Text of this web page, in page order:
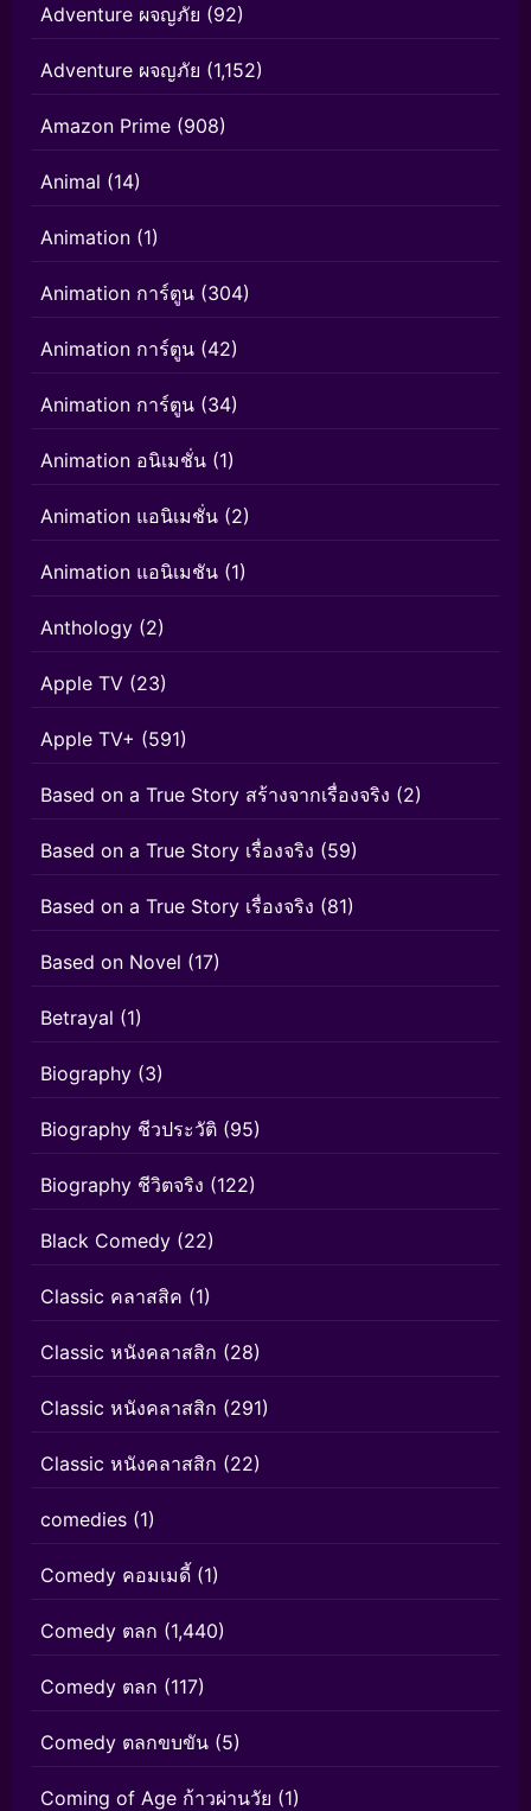
Adventure ผจญภัย (92)
Adventure ผจญภัย (1,152)
Amazon Prime (908)
Animal (14)
Animation (1)
Animation การ์ตูน (304)
Animation การ์ตูน (42)
Animation การ์ตูน (34)
Animation อนิเมชั่น (1)
Animation แอนิเมชั่น (2)
Animation แอนิเมชัน (1)
Anthology (2)
Apple TV (23)
Apple TV+ (591)
Based on a True Story สร้างจากเรื่องจริง (2)
Based on a True Story เรื่องจริง (59)
Based on a True Story เรื่องจริง (81)
Based on Novel (17)
Betrayal (1)
Biography (3)
Biography ชีวประวัติ (95)
Biography ชีวิตจริง (122)
Black Comedy (22)
Classic คลาสสิค (1)
Classic หนังคลาสสิก (28)
Classic หนังคลาสสิก (291)
Classic หนังคลาสสิก (22)
comedies (1)
Comedy คอมเมดี้ (1)
Comedy ตลก (1,440)
Comedy ตลก (117)
Comedy ตลกขบขัน (5)
Coming of Age ก้าวผ่านวัย (1)